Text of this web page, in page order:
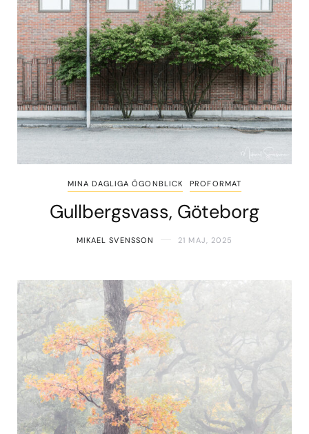
MINA DAGLIGA ÖGONBLICK PROFORMAT
Gullbergsvass, Göteborg
MIKAEL SVENSSON 21 MAJ, 2025